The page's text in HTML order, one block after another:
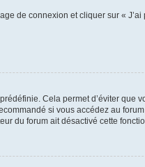
de connexion et cliquer sur « J’ai
Cela permet d’éviter que
si vous accédez au
du forum ait désactivé cette